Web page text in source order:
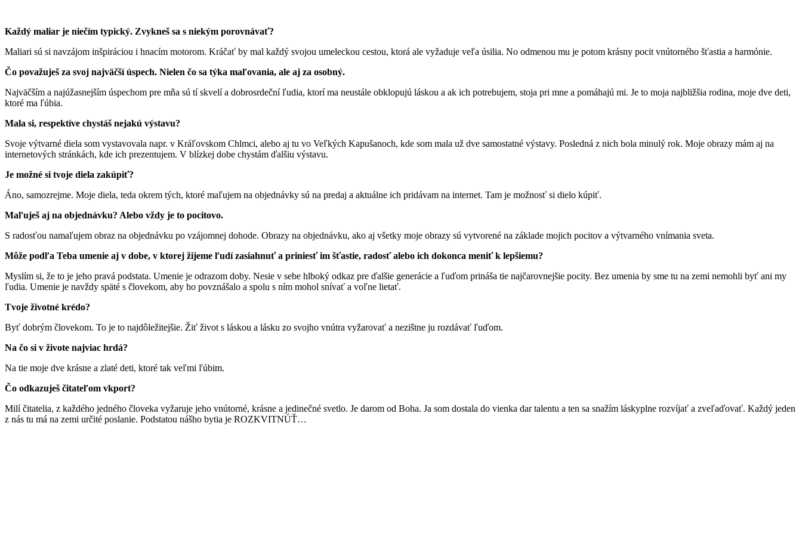
Každý maliar je niečím typický. Zvykneš sa s niekým porovnávať?
Maliari sú si navzájom inšpiráciou i hnacím motorom. Kráčať by mal každý svojou umeleckou cestou, ktorá ale vyžaduje veľa úsilia. No odmenou mu je potom krásny pocit vnútorného šťastia a harmónie.
Čo považuješ za svoj najväčší úspech. Nielen čo sa týka maľovania, ale aj za osobný.
Najväčším a najúžasnejším úspechom pre mňa sú tí skvelí a dobrosrdeční ľudia, ktorí ma neustále obklopujú láskou a ak ich potrebujem, stoja pri mne a pomáhajú mi. Je to moja najbližšia rodina, moje dve deti,
ktoré ma ľúbia.
Mala si, respektíve chystáš nejakú výstavu?
Svoje výtvarné diela som vystavovala napr. v Kráľovskom Chlmci, alebo aj tu vo Veľkých Kapušanoch, kde som mala už dve samostatné výstavy. Posledná z nich bola minulý rok. Moje obrazy mám aj na
internetových stránkách, kde ich prezentujem. V blízkej dobe chystám ďalšiu výstavu.
Je možné si tvoje diela zakúpiť?
Áno, samozrejme. Moje diela, teda okrem tých, ktoré maľujem na objednávky sú na predaj a aktuálne ich pridávam na internet. Tam je možnosť si dielo kúpiť.
Maľuješ aj na objednávku? Alebo vždy je to pocitovo.
S radosťou namaľujem obraz na objednávku po vzájomnej dohode. Obrazy na objednávku, ako aj všetky moje obrazy sú vytvorené na základe mojich pocitov a výtvarného vnímania sveta.
Môže podľa Teba umenie aj v dobe, v ktorej žijeme ľudí zasiahnuť a priniesť im šťastie, radosť alebo ich dokonca meniť k lepšiemu?
Myslím si, že to je jeho pravá podstata. Umenie je odrazom doby. Nesie v sebe hlboký odkaz pre ďalšie generácie a ľuďom prináša tie najčarovnejšie pocity. Bez umenia by sme tu na zemi nemohli byť ani my
ľudia. Umenie je navždy späté s človekom, aby ho povznášalo a spolu s ním mohol snívať a voľne lietať.
Tvoje životné krédo?
Byť dobrým človekom. To je to najdôležitejšie. Žiť život s láskou a lásku zo svojho vnútra vyžarovať a nezištne ju rozdávať ľuďom.
Na čo si v živote najviac hrdá?
Na tie moje dve krásne a zlaté deti, ktoré tak veľmi ľúbim.
Čo odkazuješ čitateľom vkport?
Milí čitatelia, z každého jedného človeka vyžaruje jeho vnútorné, krásne a jedinečné svetlo. Je darom od Boha. Ja som dostala do vienka dar talentu a ten sa snažím láskyplne rozvíjať a zveľaďovať. Každý jeden
z nás tu má na zemi určité poslanie. Podstatou nášho bytia je ROZKVITNÚŤ…